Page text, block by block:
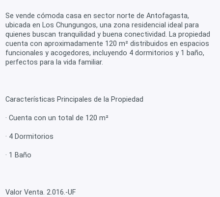
Se vende cómoda casa en sector norte de Antofagasta,
ubicada en Los Chungungos, una zona residencial ideal para
quienes buscan tranquilidad y buena conectividad. La propiedad
cuenta con aproximadamente 120 m² distribuidos en espacios
funcionales y acogedores, incluyendo 4 dormitorios y 1 baño,
perfectos para la vida familiar.
Características Principales de la Propiedad
· Cuenta con un total de 120 m²
· 4 Dormitorios
· 1 Baño
Valor Venta. 2.016.-UF